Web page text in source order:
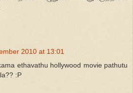
2010 at 13:01
ethavathu hollywood movie pathutu
:P